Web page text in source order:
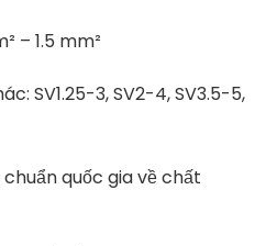
– 1.5 mm²
SV1.25-3, SV2-4, SV3.5-5,
quốc gia về chất